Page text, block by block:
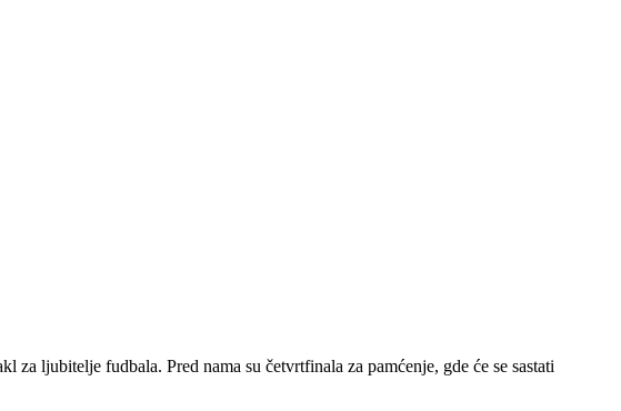
ljubitelje fudbala. Pred nama su četvrtfinala za pamćenje, gde će se sastati